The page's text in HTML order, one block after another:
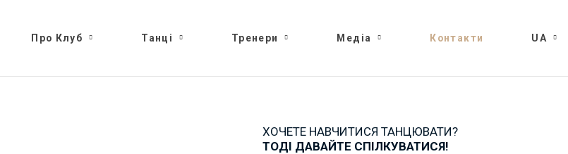
Про Клуб Танці Тренери Медіа Контакти UA
ХОЧЕТЕ НАВЧИТИСЯ ТАНЦЮВАТИ?
ТОДІ ДАВАЙТЕ СПІЛКУВАТИСЯ!